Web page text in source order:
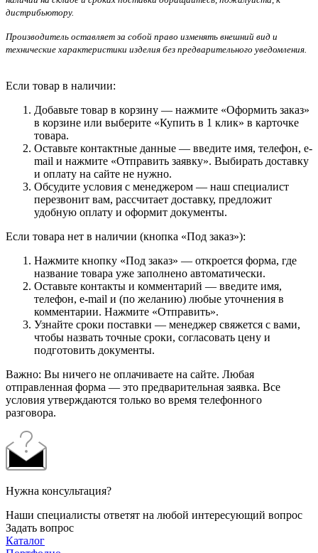
дистрибьютору.
Производитель оставляет за собой право изменять внешний вид и
технические характеристики изделия без предварительного уведомления.
Если товар в наличии:
Добавьте товар в корзину — нажмите «Оформить заказ»
в корзине или выберите «Купить в 1 клик» в карточке
товара.
Оставьте контактные данные — введите имя, телефон, e-
mail и нажмите «Отправить заявку». Выбирать доставку
и оплату на сайте не нужно.
Обсудите условия с менеджером — наш специалист
перезвонит вам, рассчитает доставку, предложит
удобную оплату и оформит документы.
Если товара нет в наличии (кнопка «Под заказ»):
Нажмите кнопку «Под заказ» — откроется форма, где
название товара уже заполнено автоматически.
Оставьте контакты и комментарий — введите имя,
телефон, e-mail и (по желанию) любые уточнения в
комментарии. Нажмите «Отправить».
Узнайте сроки поставки — менеджер свяжется с вами,
чтобы назвать точные сроки, согласовать цену и
подготовить документы.
Важно: Вы ничего не оплачиваете на сайте. Любая
отправленная форма — это предварительная заявка. Все
условия утверждаются только во время телефонного
разговора.
Нужна консультация?
Наши специалисты ответят на любой интересующий вопрос
Задать вопрос
Каталог